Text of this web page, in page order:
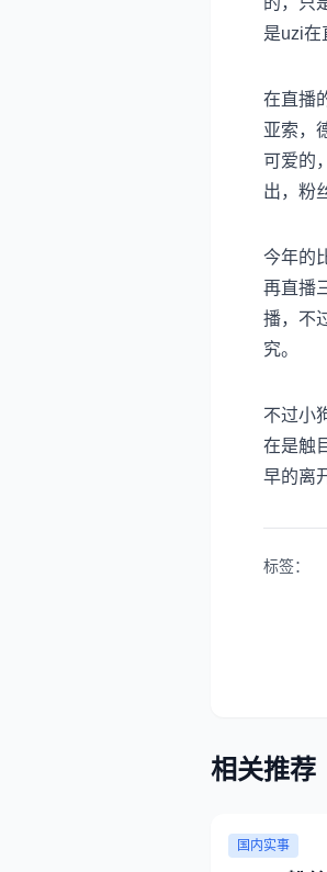
是uzi在
在直播
亚索，
可爱的
出，粉
今年的
再直播
播，不
究。
不过小
在是触
早的离
标签：
相关推荐
国内实事